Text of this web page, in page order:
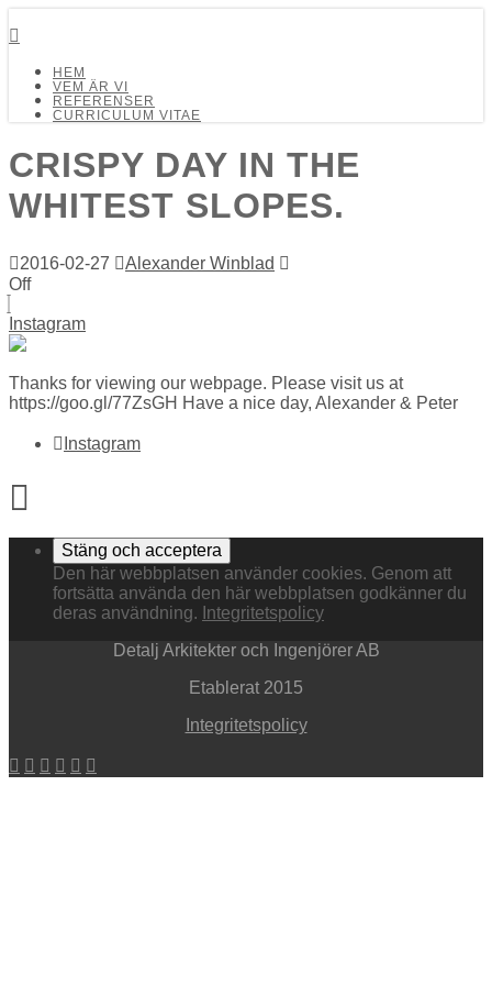
HEM
VEM ÄR VI
REFERENSER
CURRICULUM VITAE
CRISPY DAY IN THE
WHITEST SLOPES.
2016-02-27
Alexander Winblad
Off
Instagram
Thanks for viewing our webpage. Please visit us at
https://goo.gl/77ZsGH Have a nice day, Alexander & Peter
Instagram
Den här webbplatsen använder cookies. Genom att
fortsätta använda den här webbplatsen godkänner du
deras användning. Integritetspolicy
Detalj Arkitekter och Ingenjörer AB
Etablerat 2015
Integritetspolicy